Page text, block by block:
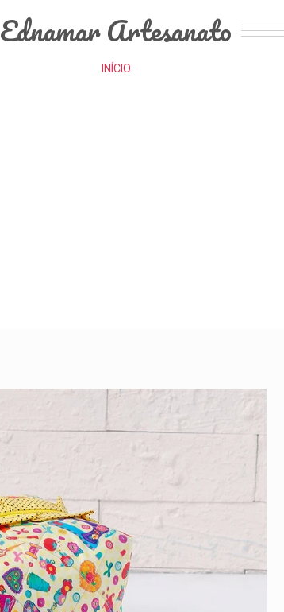
Ednamar Artesanato
INÍCIO